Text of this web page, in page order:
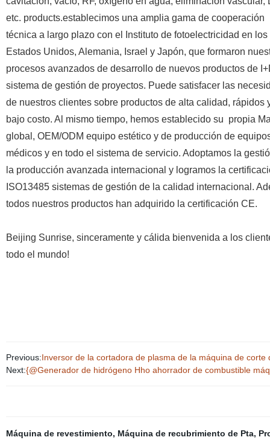
etc. products.establecimos una amplia gama de cooperación
técnica a largo plazo con el Instituto de fotoelectricidad en los
Estados Unidos, Alemania, Israel y Japón, que formaron
procesos avanzados de desarrollo de nuevos productos de
sistema de gestión de proyectos. Puede satisfacer las
de nuestros clientes sobre productos de alta calidad, rápidos
bajo costo. Al mismo tiempo, hemos establecido su propia
global, OEM/ODM equipo estético y de producción de
médicos y en todo el sistema de servicio. Adoptamos la
la producción avanzada internacional y logramos la
ISO13485 sistemas de gestión de la calidad internacional.
todos nuestros productos han adquirido la certificación CE.
Beijing Sunrise, sinceramente y cálida bienvenida a los
todo el mundo!
Previous:Inversor de la cortadora de plasma de la máquina de
Next:{@Generador de hidrógeno Hho ahorrador de combustible
Máquina de revestimiento, Máquina de recubrimiento de Pta,